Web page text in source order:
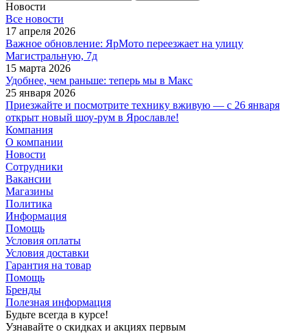
Новости
Все новости
17 апреля 2026
Важное обновление: ЯрМото переезжает на улицу
Магистральную, 7д
15 марта 2026
Удобнее, чем раньше: теперь мы в Макс
25 января 2026
Приезжайте и посмотрите технику вживую — с 26 января
открыт новый шоу-рум в Ярославле!
Компания
О компании
Новости
Сотрудники
Вакансии
Магазины
Политика
Информация
Помощь
Условия оплаты
Условия доставки
Гарантия на товар
Помощь
Бренды
Полезная информация
Будьте всегда в курсе!
Узнавайте о скидках и акциях первым